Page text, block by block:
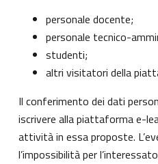
personale docente;
personale tecnico-
studenti;
altri visitatori della
Il conferimento dei dati
iscrivere alla piattaforma e-
attività in essa proposte.
l’impossibilità per